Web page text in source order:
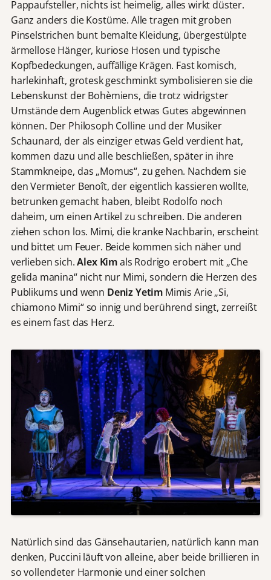
Pappaufsteller, nichts ist heimelig, alles wirkt düster.
Ganz anders die Kostüme. Alle tragen mit groben
Pinselstrichen bunt bemalte Kleidung, übergestülpte
ärmellose Hänger, kuriose Hosen und typische
Kopfbedeckungen, auffällige Krägen. Fast komisch,
harlekinhaft, grotesk geschminkt symbolisieren sie die
Lebenskunst der Bohèmiens, die trotz widrigster
Umstände dem Augenblick etwas Gutes abgewinnen
können. Der Philosoph Colline und der Musiker
Schaunard, der als einziger etwas Geld verdient hat,
kommen dazu und alle beschließen, später in ihre
Stammkneipe, das „Momus“, zu gehen. Nachdem sie
den Vermieter Benoît, der eigentlich kassieren wollte,
betrunken gemacht haben, bleibt Rodolfo noch
daheim, um einen Artikel zu schreiben. Die anderen
ziehen schon los. Mimi, die kranke Nachbarin, erscheint
und bittet um Feuer. Beide kommen sich näher und
verlieben sich.Alex Kimals Rodrigo erobert mit „Che
gelida manina“ nicht nur Mimi, sondern die Herzen des
Publikums und wenn Deniz Yetim Mimis Arie „Si,
chiamono Mimi“ so innig und berührend singt, zerreißt
es einem fast das Herz.
Natürlich sind das Gänsehautarien, natürlich kann man
denken, Puccini läuft von alleine, aber beide brillieren in
so vollendeter Harmonie und einer solchen